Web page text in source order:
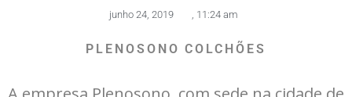
junho 24, 2019 11:24 am
PLENOSONO COLCHÕES